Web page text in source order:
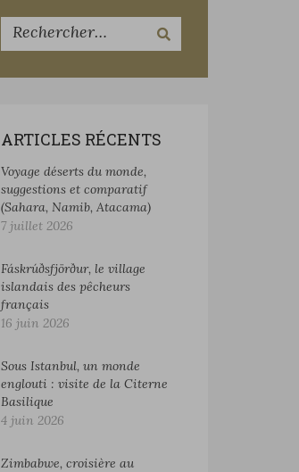
ARTICLES RÉCENTS
Voyage déserts du monde,
suggestions et comparatif
(Sahara, Namib, Atacama)
7 juillet 2026
Fáskrúðsfjörður, le village
islandais des pêcheurs
français
16 juin 2026
Sous Istanbul, un monde
englouti : visite de la Citerne
Basilique
4 juin 2026
Zimbabwe, croisière au